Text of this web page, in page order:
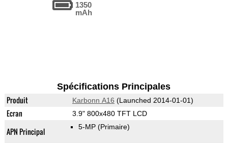
1350
mAh
Spécifications Principales
Produit Karbonn A16 (Launched 2014-01-01)
Ecran 3.9" 800x480 TFT LCD
APN Principal 5-MP (Primaire)